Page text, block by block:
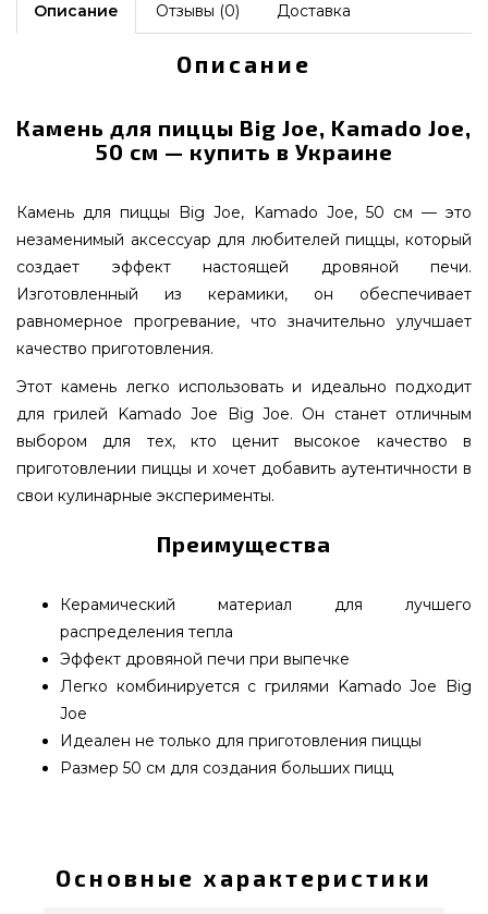
Описание Отзывы (0) Доставка
Описание
Камень для пиццы Big Joe, Kamado Joe,
50 см — купить в Украине
Камень для пиццы Big Joe, Kamado Joe, 50 см — это
незаменимый аксессуар для любителей пиццы, который
создает эффект настоящей дровяной печи.
Изготовленный из керамики, он обеспечивает
равномерное прогревание, что значительно улучшает
качество приготовления.
Этот камень легко использовать и идеально подходит
для грилей Kamado Joe Big Joe. Он станет отличным
выбором для тех, кто ценит высокое качество в
приготовлении пиццы и хочет добавить аутентичности в
свои кулинарные эксперименты.
Преимущества
Керамический материал для лучшего
распределения тепла
Эффект дровяной печи при выпечке
Легко комбинируется с грилями Kamado Joe Big
Joe
Идеален не только для приготовления пиццы
Размер 50 см для создания больших пицц
Kamado Joe, США по лучшей цене всего 3 790
грн. в онлайн магазине грилей и мангалов Гриль
Основные характеристики